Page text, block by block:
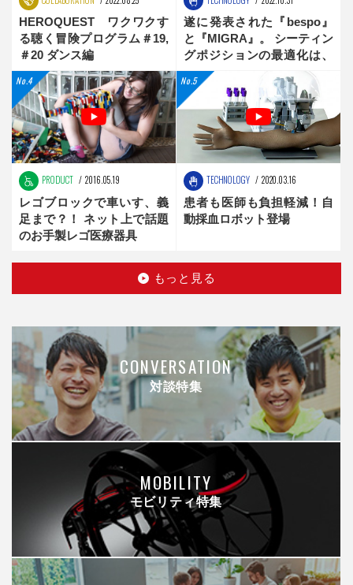
HEROQUEST ワクワクす
る聴く冒険プログラム＃19,
＃20 ダンス編
遂に発表された『bespo』
と『MIGRA』。 シーティン
グポジションの最適化は、
新時代へ
PRODUCT 2016.05.19
レゴブロックで車いす、義
足まで？！ ネット上で話題
のお手製レゴ医療器具
TECHNOLOGY 2020.03.16
患者も医師も負担軽減！自
動採血ロボット登場
もっと見る
CONVERSATION
対談特集
MOBILITY
モビリティ特集